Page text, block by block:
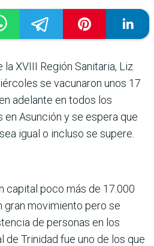
XVIII Región Sanitaria, Liz
se vacunaron unos 17
adelante en todos los
Asunción y se espera que
igual o incluso se supere.
capital poco más de 17.000
gran movimiento pero se
de personas en los
de Trinidad fue uno de los que